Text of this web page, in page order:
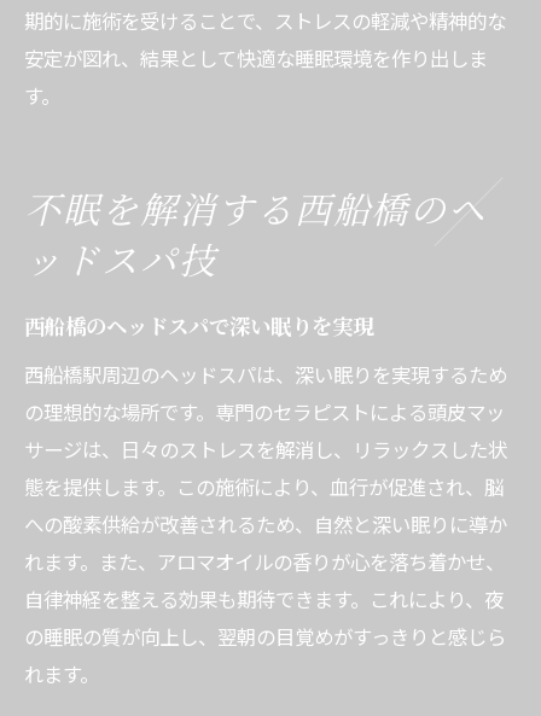
期的に施術を受けることで、ストレスの軽減や精神的な
安定が図れ、結果として快適な睡眠環境を作り出しま
す。
不眠を解消する西船橋のヘ
ッドスパ技
西船橋のヘッドスパで深い眠りを実現
西船橋駅周辺のヘッドスパは、深い眠りを実現するため
の理想的な場所です。専門のセラピストによる頭皮マッ
サージは、日々のストレスを解消し、リラックスした状
態を提供します。この施術により、血行が促進され、脳
への酸素供給が改善されるため、自然と深い眠りに導か
れます。また、アロマオイルの香りが心を落ち着かせ、
自律神経を整える効果も期待できます。これにより、夜
の睡眠の質が向上し、翌朝の目覚めがすっきりと感じら
れます。